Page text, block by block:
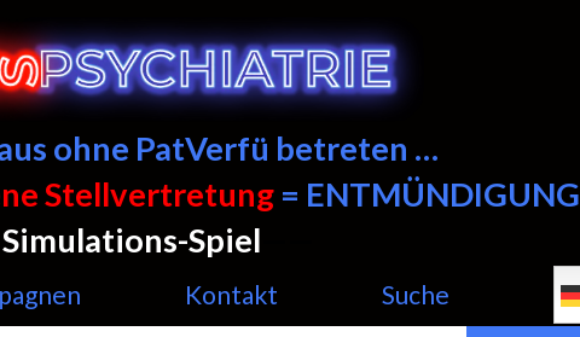
ohne PatVerfü betreten …
Stellvertretung = ENTMÜNDIGUNG
Spiel
Kontakt Suche